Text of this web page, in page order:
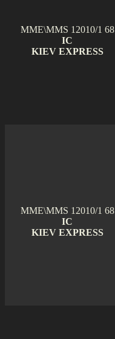
MME\MMS 12010/1 68
IC
KIEV EXPRESS
MME\MMS 12010/1 68
IC
KIEV EXPRESS